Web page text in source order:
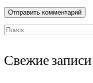
Поиск:
Свежие записи